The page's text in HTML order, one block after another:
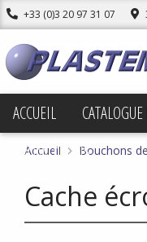
+33 (0)3 20 97 31 07
ACCUEIL
PROMOTIONS
Accueil Bouchons
Cache